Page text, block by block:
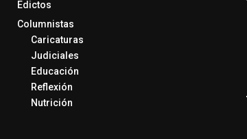
Edictos
Columnistas
Caricaturas
Judiciales
Educación
Reflexión
Nutrición